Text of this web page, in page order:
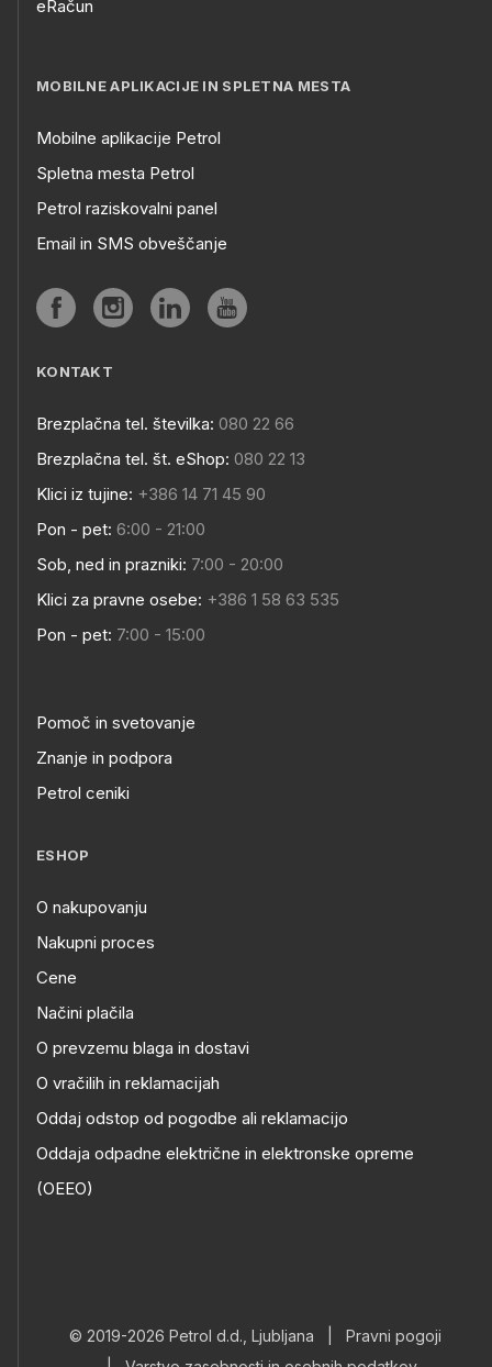
eRačun
MOBILNE APLIKACIJE IN SPLETNA MESTA
Mobilne aplikacije Petrol
Spletna mesta Petrol
Petrol raziskovalni panel
Email in SMS obveščanje
KONTAKT
Brezplačna tel. številka: 080 22 66
Brezplačna tel. št. eShop: 080 22 13
Klici iz tujine: +386 14 71 45 90
Pon - pet: 6:00 - 21:00
Sob, ned in prazniki: 7:00 - 20:00
Klici za pravne osebe: +386 1 58 63 535
Pon - pet: 7:00 - 15:00
Pomoč in svetovanje
Znanje in podpora
Petrol ceniki
ESHOP
O nakupovanju
Nakupni proces
Cene
Načini plačila
O prevzemu blaga in dostavi
O vračilih in reklamacijah
Oddaj odstop od pogodbe ali reklamacijo
Oddaja odpadne električne in elektronske opreme
(OEEO)
© 2019-2026 Petrol d.d., Ljubljana
Pravni pogoji